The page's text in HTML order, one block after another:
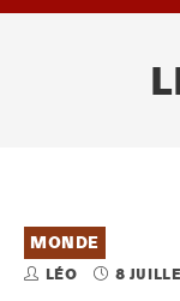
MONDE
LÉO 8